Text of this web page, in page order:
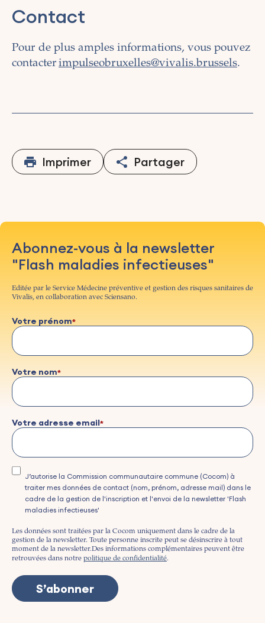
Contact
Pour de plus amples informations, vous pouvez
contacter impulseobruxelles@vivalis.brussels.
Imprimer Partager
Abonnez-vous à la newsletter
"Flash maladies infectieuses"
Editée par le Service Médecine préventive et gestion des risques sanitaires de
Vivalis, en collaboration avec Sciensano.
Votre prénom
Votre nom
Votre adresse email
J’autorise la Commission communautaire commune (Cocom) à
traiter mes données de contact (nom, prénom, adresse mail) dans le
cadre de la gestion de l'inscription et l'envoi de la newsletter 'Flash
maladies infectieuses'
Les données sont traitées par la Cocom uniquement dans le cadre de la
gestion de la newsletter. Toute personne inscrite peut se désinscrire à tout
moment de la newsletter.Des informations complémentaires peuvent être
retrouvées dans notre politique de confidentialité.